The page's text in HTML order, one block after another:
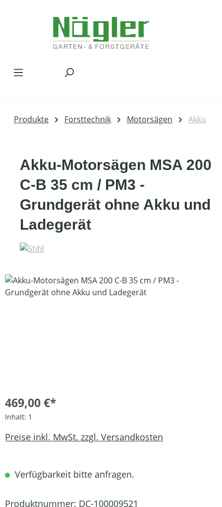
Produkte Forsttechnik Motorsägen Akku
Akku-Motorsägen MSA 200
C-B 35 cm / PM3 -
Grundgerät ohne Akku und
Ladegerät
Bildergalerie überspringen
469,00 €*
Inhalt: 1
Preise inkl. MwSt. zzgl. Versandkosten
Verfügbarkeit bitte anfragen.
Produktnummer: DC-100009521